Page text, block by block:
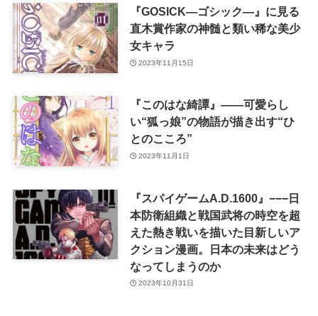
『GOSICK―ゴシック―』に見る
直木賞作家の神髄と類い稀な美少
女キャラ
2023年11月15日
『このはな綺譚』――可愛らし
い“狐っ娘”の物語が描き出す“ひ
とのこころ”
2023年11月1日
『スパイゲームA.D.1600』−−−日
本防衛組織と戦国武将の時空を超
えた熱き戦いを描いた目新しいア
クション漫画。日本の未来はどう
なってしまうのか
2023年10月31日